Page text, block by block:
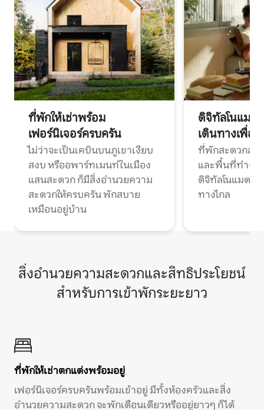
ที่พักให้เช่าพร้อม
เฟอร์นิเจอร์ครบครัน
ไม่ว่าจะเป็นเคบินบนภูเขาเงียบ
สงบ หรืออพาร์ทเมนท์ในเมือง
แสนสะดวก ก็มีสิ่งอำนวยความ
สะดวกให้ครบครัน พักสบาย
เหมือนอยู่บ้าน
ดิจิทัลโนแมด
เดินทางเพื่อ
ที่พักสะดวกสบ
และพื้นที่ทำงา
ดิจิทัลโนแมดแ
ทางไกล
สิ่งอำนวยความสะดวกและสิทธิประโยชน์
สำหรับการเข้าพักระยะยาว
ที่พักให้เช่าตกแต่งพร้อมอยู่
เฟอร์นิเจอร์ครบครันพร้อมเข้าอยู่ มีทั้งห้องครัวและสิ่ง
อำนวยความสะดวก จะพักเดือนเดียวหรืออยู่ยาวๆ ก็ได้